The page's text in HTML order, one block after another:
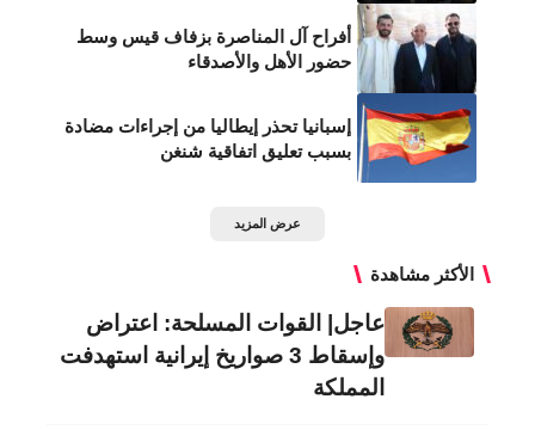
أفراح آل المناصرة بزفاف قيس وسط
حضور الأهل والأصدقاء
إسبانيا تحذر إيطاليا من إجراءات مضادة
بسبب تعليق اتفاقية شنغن
عرض المزيد
الأكثر مشاهدة
عاجل| القوات المسلحة: اعتراض
وإسقاط 3 صواريخ إيرانية استهدفت
المملكة